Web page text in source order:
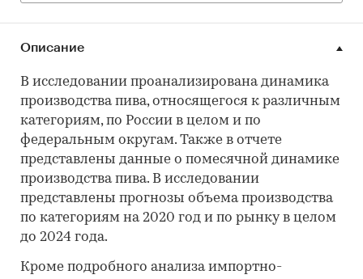
Описание
В исследовании проанализирована динамика
производства пива, относящегося к различным
категориям, по России в целом и по
федеральным округам. Также в отчете
представлены данные о помесячной динамике
производства пива. В исследовании
представлены прогнозы объема производства
по категориям на 2020 год и по рынку в целом
до 2024 года.
Кроме подробного анализа импортно-